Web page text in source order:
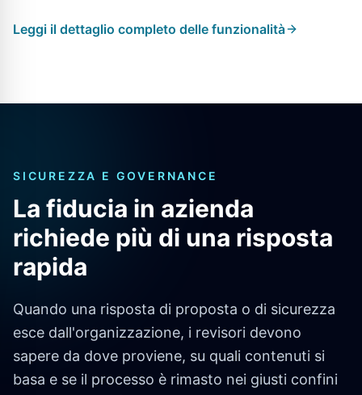
Leggi il dettaglio completo delle funzionalità
SICUREZZA E GOVERNANCE
La fiducia in azienda
richiede più di una risposta
rapida
Quando una risposta di proposta o di sicurezza
esce dall'organizzazione, i revisori devono
sapere da dove proviene, su quali contenuti si
basa e se il processo è rimasto nei giusti confini